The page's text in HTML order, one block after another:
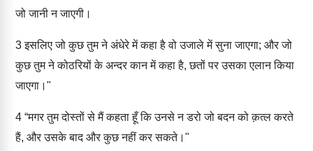
जो जानी न जाएगी।
3इसलिए जो कुछ तुम ने अंधेरे में कहा है वो उजाले में सुना जाएगा; और जो
कुछ तुम ने कोठरियों के अन्दर कान में कहा है, छतों पर उसका एलान किया
जाएगा।"
4 “मगर तुम दोस्तों से मैं कहता हूँ कि उनसे न डरो जो बदन को क़त्ल करते
हैं, और उसके बाद और कुछ नहीं कर सकते।"